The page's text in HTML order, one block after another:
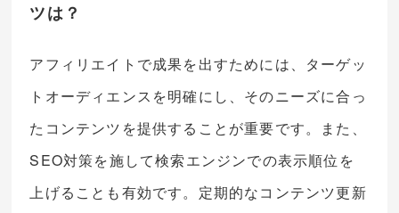
ツは？
アフィリエイトで成果を出すためには、ターゲッ
トオーディエンスを明確にし、そのニーズに合っ
たコンテンツを提供することが重要です。また、
SEO対策を施して検索エンジンでの表示順位を
上げることも有効です。定期的なコンテンツ更新